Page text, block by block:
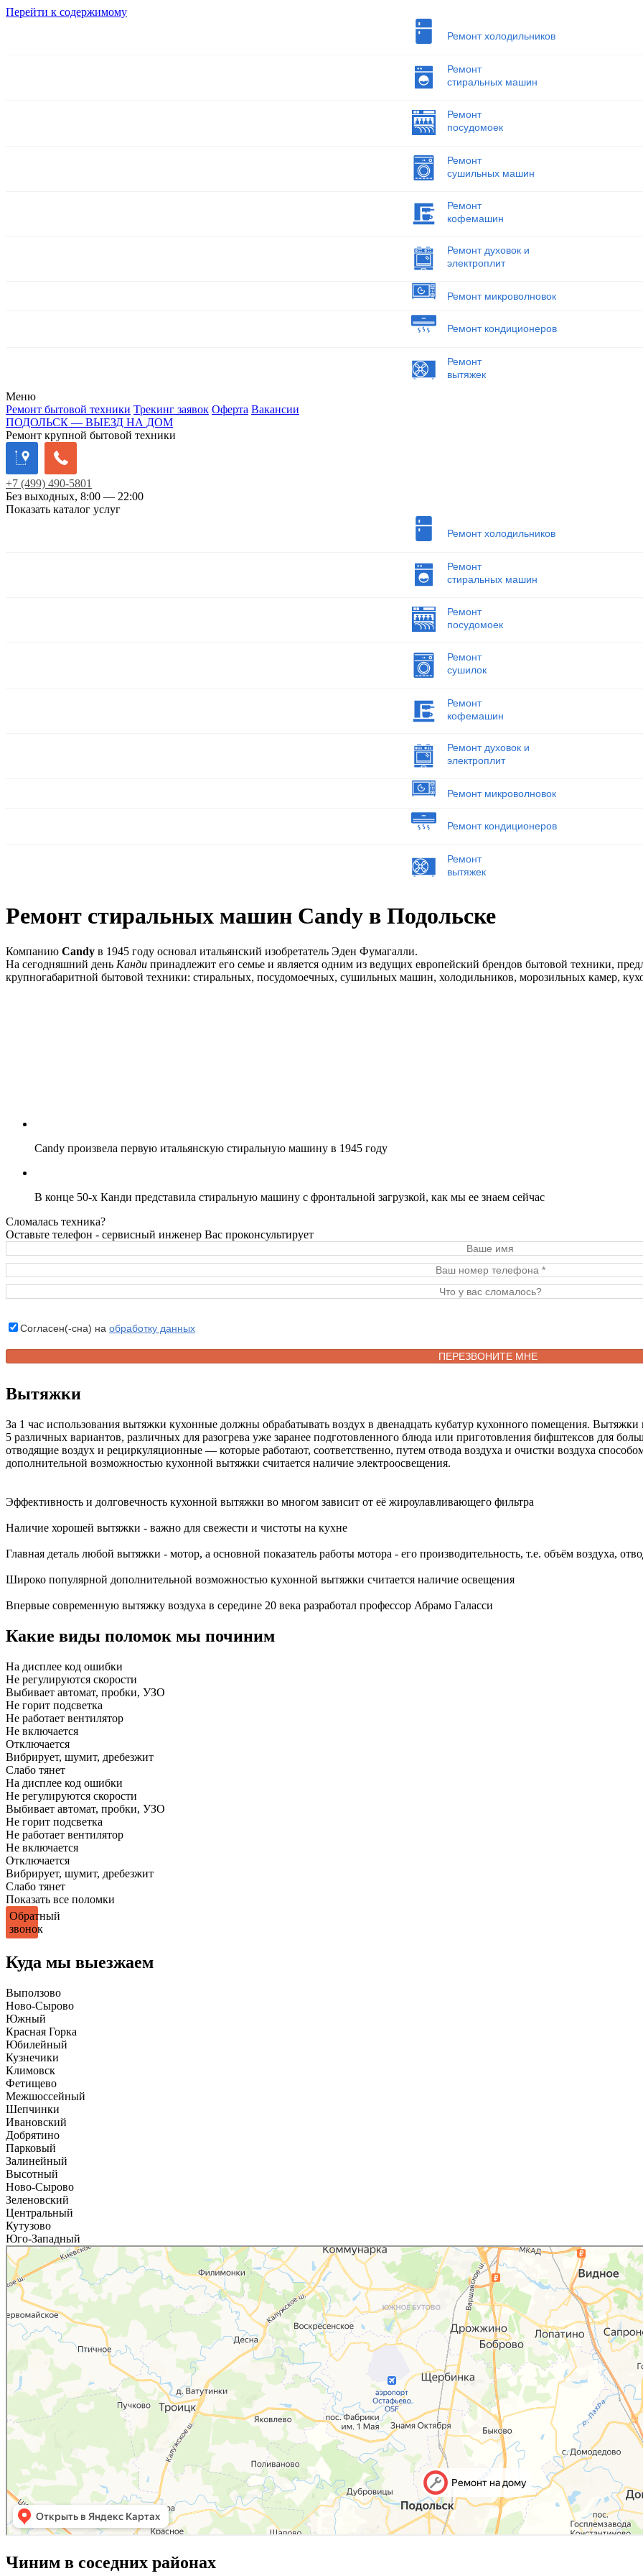
Перейти к содержимому
Ремонт холодильников
Ремонт
стиральных машин
Ремонт
посудомоек
Ремонт
сушильных машин
Ремонт
кофемашин
Ремонт духовок и
электроплит
Ремонт микроволновок
Ремонт кондиционеров
Ремонт
вытяжек
Меню
Ремонт бытовой техники Трекинг заявок Оферта Вакансии
ПОДОЛЬСК — ВЫЕЗД НА ДОМ
Ремонт крупной бытовой техники
+7 (499) 490-5801
Без выходных, 8:00 — 22:00
Показать каталог услуг
Ремонт холодильников
Ремонт
стиральных машин
Ремонт
посудомоек
Ремонт
сушилок
Ремонт
кофемашин
Ремонт духовок и
электроплит
Ремонт микроволновок
Ремонт кондиционеров
Ремонт
вытяжек
Ремонт стиральных машин Candy в Подольске
Компанию Candy в 1945 году основал итальянский изобретатель Эден Фумагалли.
На сегодняшний день Канди принадлежит его семье и является одним из ведущих европейский брендов бытовой техники,
крупногабаритной бытовой техники: стиральных, посудомоечных, сушильных машин, холодильников, морозильных камер,
Candy произвела первую итальянскую стиральную машину в 1945 году
В конце 50-х Канди представила стиральную машину с фронтальной загрузкой, как мы ее знаем сейчас
Сломалась техника?
Оставьте телефон - сервисный инженер Вас проконсультирует
Согласен(-сна) на обработку данных
Вытяжки
За 1 час использования вытяжки кухонные должны обрабатывать воздух в двенадцать кубатур кухонного помещения. Вытяжки
5 различных вариантов, различных для разогрева уже заранее подготовленного блюда или приготовления бифштексов для
отводящие воздух и рециркуляционные — которые работают, соответственно, путем отвода воздуха и очистки воздуха
дополнительной возможностью кухонной вытяжки считается наличие электроосвещения.
Эффективность и долговечность кухонной вытяжки во многом зависит от её жироулавливающего фильтра
Наличие хорошей вытяжки - важно для свежести и чистоты на кухне
Главная деталь любой вытяжки - мотор, а основной показатель работы мотора - его производительность, т.е. объём воздуха,
Широко популярной дополнительной возможностью кухонной вытяжки считается наличие освещения
Впервые современную вытяжку воздуха в середине 20 века разработал профессор Абрамо Галасси
Какие виды поломок мы починим
На дисплее код ошибки
Не регулируются скорости
Выбивает автомат, пробки, УЗО
Не горит подсветка
Не работает вентилятор
Не включается
Отключается
Вибрирует, шумит, дребезжит
Слабо тянет
На дисплее код ошибки
Не регулируются скорости
Выбивает автомат, пробки, УЗО
Не горит подсветка
Не работает вентилятор
Не включается
Отключается
Вибрирует, шумит, дребезжит
Слабо тянет
Показать все поломки
Обратный
звонок
Куда мы выезжаем
Выползово
Ново-Сырово
Южный
Красная Горка
Юбилейный
Кузнечики
Климовск
Фетищево
Межшоссейный
Шепчинки
Ивановский
Добрятино
Парковый
Залинейный
Высотный
Ново-Сырово
Зеленовский
Центральный
Кутузово
Юго-Западный
Чиним в соседних районах